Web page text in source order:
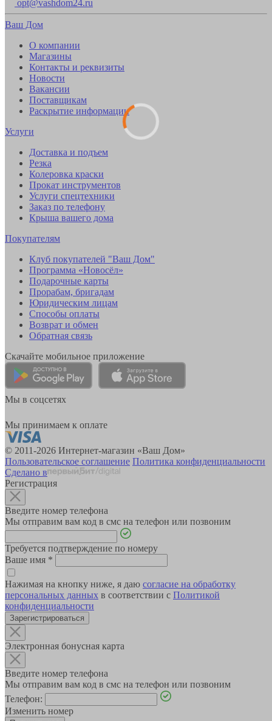
opt@vashdom24.ru
Ваш Дом
О компании
Магазины
Контакты и реквизиты
Новости
Вакансии
Поставщикам
Раскрытие информации
Услуги
Доставка и подъем
Резка
Колеровка краски
Прокат инструментов
Услуги спецтехники
Заказ по телефону
Крыша вашего дома
Покупателям
Клуб покупателей "Ваш Дом"
Программа «Новосёл»
Подарочные карты
Прорабам, бригадам
Юридическим лицам
Способы оплаты
Возврат и обмен
Обратная связь
Скачайте мобильное приложение
Мы в соцсетях
Мы принимаем к оплате
© 2011-2026 Интернет-магазин «Ваш Дом»
Пользовательское соглашение Политика конфиденциальности
Сделано в
Регистрация
Введите номер телефона
Мы отправим вам код в смс на телефон или позвоним
Требуется подтверждение по номеру
Ваше имя *
Нажимая на кнопку ниже, я даю согласие на обработку
персональных данных в соответствии с Политикой
конфиденциальности
Зарегистрироваться
Электронная бонусная карта
Введите номер телефона
Мы отправим вам код в смс на телефон или позвоним
Телефон:
Изменить номер